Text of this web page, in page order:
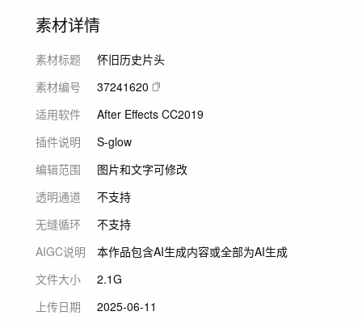
素材详情
素材标题
怀旧历史片头
素材编号
37241620
适用软件
After Effects CC2019
插件说明
S-glow
编辑范围
图片和文字可修改
透明通道
不支持
无缝循环
不支持
AIGC说明
本作品包含AI生成内容或全部为AI生成
文件大小
2.1G
上传日期
2025-06-11